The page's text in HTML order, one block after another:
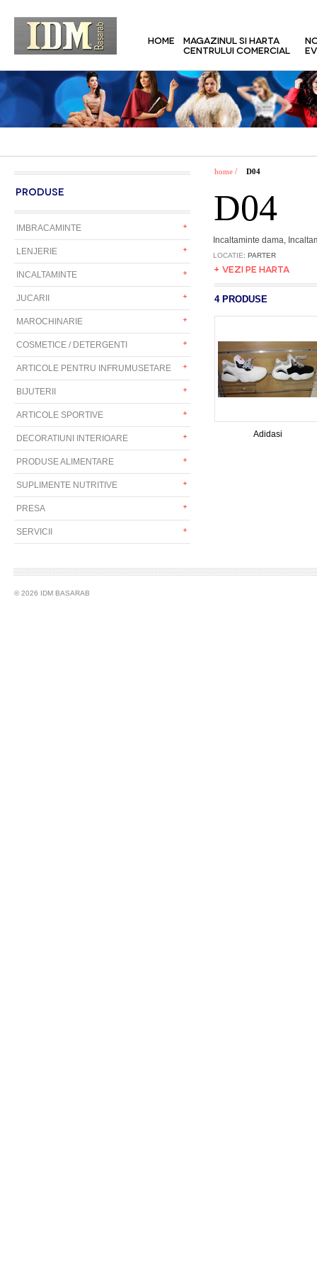
HOME
MAGAZINUL SI HARTA
CENTRULUI COMERCIAL
PRODUSE
IMBRACAMINTE
LENJERIE
INCALTAMINTE
JUCARII
MAROCHINARIE
COSMETICE / DETERGENTI
ARTICOLE PENTRU INFRUMUSETARE
BIJUTERII
ARTICOLE SPORTIVE
DECORATIUNI INTERIOARE
PRODUSE ALIMENTARE
SUPLIMENTE NUTRITIVE
PRESA
SERVICII
home / D04
D04
Incaltaminte dama,
LOCATIE: PARTER
+ VEZI PE HARTA
4 PRODUSE
Adidasi
© 2026 IDM BASARAB